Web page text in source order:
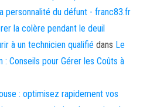
personnalité du défunt - franc83.fr
la colère pendant le deuil
à un technicien qualifié dans Le
: Conseils pour Gérer les Coûts à
: optimisez rapidement vos